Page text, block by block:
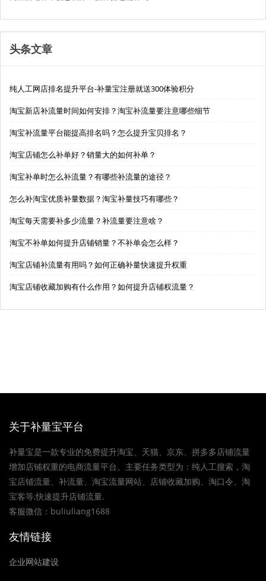
头条文章
纯人工网店排名提升平台-补量宝注册就送300体验积分
淘宝新店补流量时间如何安排？淘宝补流量要注意哪些细节
淘宝补流量平台能提高排名吗？怎么提升宝贝排名？
淘宝店铺怎么补单好？销量大的如何补单？
淘宝补单时怎么补流量？有哪些补流量的途径？
怎么补淘宝优质补量数据？淘宝补量技巧有哪些？
淘宝每天需要补多少流量？补流量要注意啥？
淘宝不补单如何提升店铺销量？不补单会怎么样？
淘宝店铺补流量有用吗？如何正确补量快速提升权重
淘宝店铺收藏加购有什么作用？如何提升店铺权流量？
关于补量宝平台
补量宝是一款专业的免费提升淘宝、天猫、京东、拼多多店铺流量
增加店铺权重的电商流量平台。主要任务类型为：纯人工搜索，淘
宝店铺流量、补流量、淘宝流量网站、店铺收藏加购、淘口令、淘
宝客等,快速提升店铺流量.
客服微信：buliuliang1688
友情链接
企业网站建设